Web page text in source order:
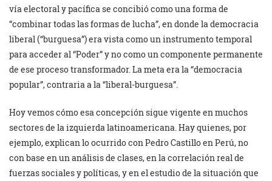
vía electoral y pacífica se concibió como una forma de
“combinar todas las formas de lucha”, en donde la democracia
liberal (“burguesa”) era vista como un instrumento temporal
para acceder al “Poder” y no como un componente permanente
de ese proceso transformador. La meta era la “democracia
popular”, contraria a la “liberal-burguesa”.
Hoy vemos cómo esa concepción sigue vigente en muchos
sectores de la izquierda latinoamericana. Hay quienes, por
ejemplo, explican lo ocurrido con Pedro Castillo en Perú, no
con base en un análisis de clases, en la correlación real de
fuerzas sociales y políticas, y en el estudio de la situación que